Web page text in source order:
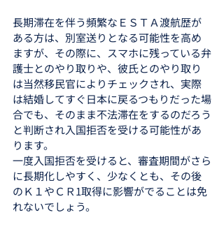
長期滞在を伴う頻繁なＥＳＴＡ渡航歴が
ある方は、別室送りとなる可能性を高め
ますが、その際に、スマホに残っている弁
護士とのやり取りや、彼氏とのやり取り
は当然移民官によりチェックされ、実際
は結婚してすぐ日本に戻るつもりだった場
合でも、そのまま不法滞在をするのだろう
と判断され入国拒否を受ける可能性があ
ります。
一度入国拒否を受けると、審査期間がさら
に長期化しやすく、少なくとも、その後
のＫ１やＣＲ1取得に影響がでることは免
れないでしょう。